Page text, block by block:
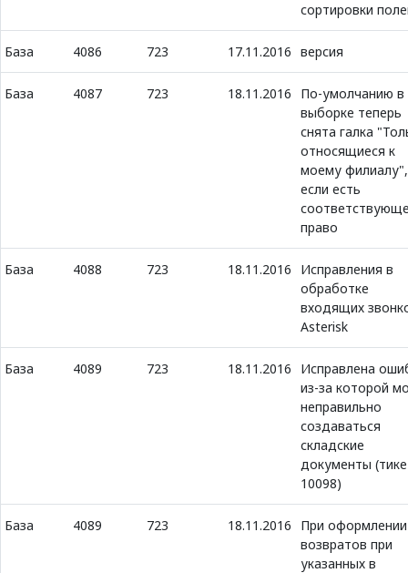
сортировки
База 4086 723 17.11.2016 версия
База 4087 723 18.11.2016
По-умолчанию в
выборке теперь
снята галка
относящиеся к
моему филиалу",
если есть
право
База 4088 723 18.11.2016
Исправления в
обработке
входящих
Asterisk
База 4089 723 18.11.2016
Исправлена
из-за которой
неправильно
создаваться
складские
документы
10098)
База 4089 723 18.11.2016
При оформлении
возвратов при
указанных в